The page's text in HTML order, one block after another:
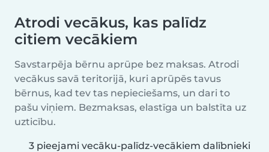
Atrodi vecākus, kas palīdz
citiem vecākiem
Savstarpēja bērnu aprūpe bez maksas. Atrodi
vecākus savā teritorijā, kuri aprūpēs tavus
bērnus, kad tev tas nepieciešams, un dari to
pašu viņiem. Bezmaksas, elastīga un balstīta uz
uzticību.
3 pieejami vecāku-palīdz-vecākiem dalībnieki